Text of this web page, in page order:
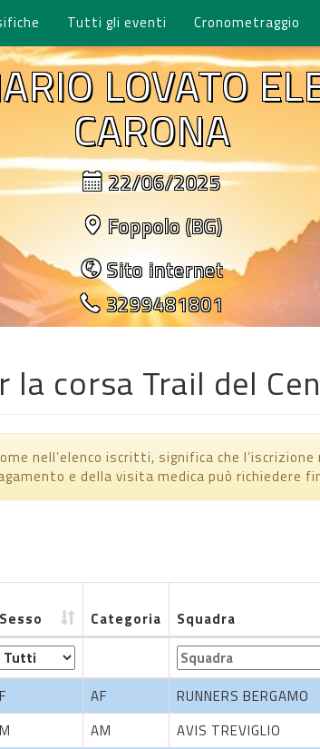
Tutti gli eventi Cronometraggio
LOVATO
CARONA
22/06/2025
Foppolo (BG)
Sito internet
3299481801
corsa Trail del
nell’elenco iscritti, significa che
e della visita medica può richiedere
Sesso Categoria Squadra
Sesso Categoria Squadra
F AF
RUNNERS BERGAMO
M AM
AVIS TREVIGLIO